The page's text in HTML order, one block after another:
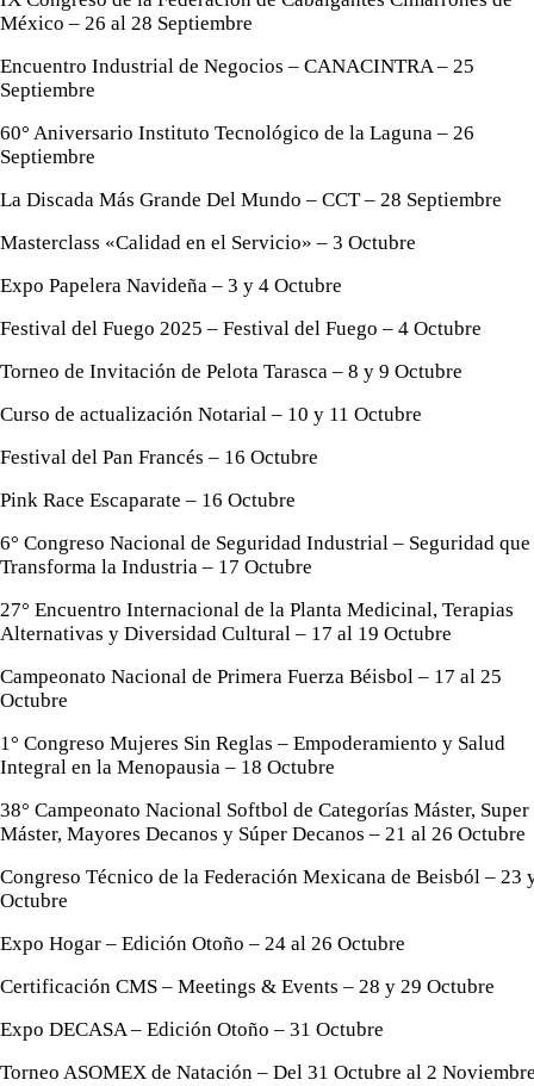
México – 26 al 28 Septiembre
Encuentro Industrial de Negocios – CANACINTRA – 25
Septiembre
60° Aniversario Instituto Tecnológico de la Laguna – 26
Septiembre
La Discada Más Grande Del Mundo – CCT – 28 Septiembre
Masterclass «Calidad en el Servicio» – 3 Octubre
Expo Papelera Navideña – 3 y 4 Octubre
Festival del Fuego 2025 – Festival del Fuego – 4 Octubre
Torneo de Invitación de Pelota Tarasca – 8 y 9 Octubre
Curso de actualización Notarial – 10 y 11 Octubre
Festival del Pan Francés – 16 Octubre
Pink Race Escaparate – 16 Octubre
6° Congreso Nacional de Seguridad Industrial – Seguridad que
Transforma la Industria – 17 Octubre
27° Encuentro Internacional de la Planta Medicinal, Terapias
Alternativas y Diversidad Cultural – 17 al 19 Octubre
Campeonato Nacional de Primera Fuerza Béisbol – 17 al 25
Octubre
1° Congreso Mujeres Sin Reglas – Empoderamiento y Salud
Integral en la Menopausia – 18 Octubre
38° Campeonato Nacional Softbol de Categorías Máster, Super
Máster, Mayores Decanos y Súper Decanos – 21 al 26 Octubre
Congreso Técnico de la Federación Mexicana de Beisból – 23
Octubre
Expo Hogar – Edición Otoño – 24 al 26 Octubre
Certificación CMS – Meetings & Events – 28 y 29 Octubre
Expo DECASA – Edición Otoño – 31 Octubre
Torneo ASOMEX de Natación – Del 31 Octubre al 2